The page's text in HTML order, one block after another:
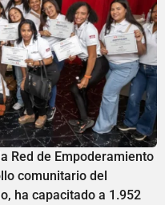
Red de Empoderamiento
comunitario del
ha capacitado a 1.952